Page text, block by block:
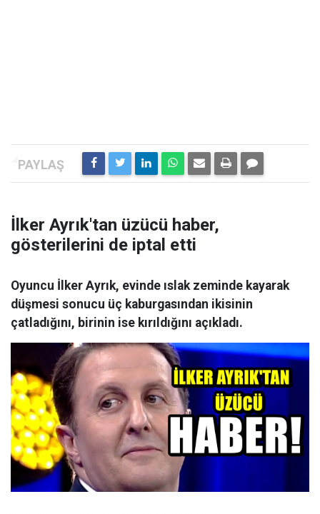
İlker Ayrık'tan üzücü haber,
gösterilerini de iptal etti
Oyuncu İlker Ayrık, evinde ıslak zeminde kayarak
düşmesi sonucu üç kaburgasından ikisinin
çatladığını, birinin ise kırıldığını açıkladı.